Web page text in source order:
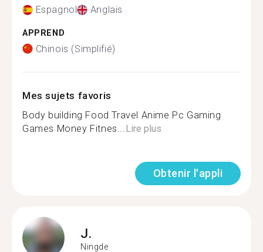
Espagnol Anglais
APPREND
Chinois (Simplifié)
Mes sujets favoris
Body building Food Travel Anime Pc Gaming
Games Money Fitnes... Lire plus
Obtenir l'appli
J.
Ningde